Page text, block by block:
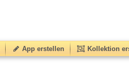
App erstellen Kollektion